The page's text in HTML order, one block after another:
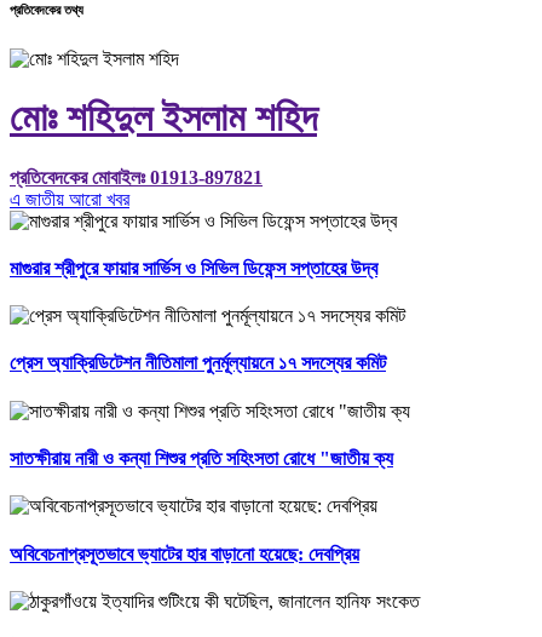
প্রতিবেদকের তথ্য
মোঃ শহিদুল ইসলাম শহিদ
প্রতিবেদকের মোবাইলঃ 01913-897821
এ জাতীয় আরো খবর
মাগুরার শ্রীপুরে ফায়ার সার্ভিস ও সিভিল ডিফেন্স সপ্তাহের উদ্ব
প্রেস অ্যাক্রিডিটেশন নীতিমালা পুনর্মূল্যায়নে ১৭ সদস্যের কমিট
সাতক্ষীরায় নারী ও কন্যা শিশুর প্রতি সহিংসতা রোধে "জাতীয় ক্য
অবিবেচনাপ্রসূতভাবে ভ্যাটের হার বাড়ানো হয়েছে: দেবপ্রিয়